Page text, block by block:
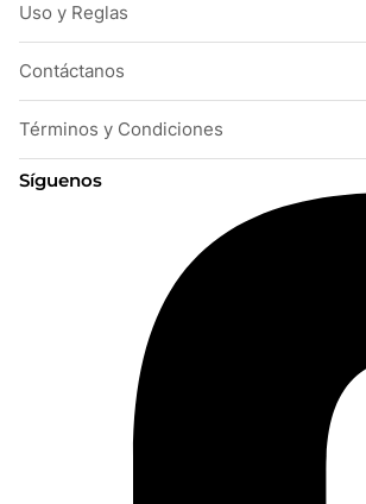
Uso y Reglas
Contáctanos
Términos y Condiciones
Síguenos